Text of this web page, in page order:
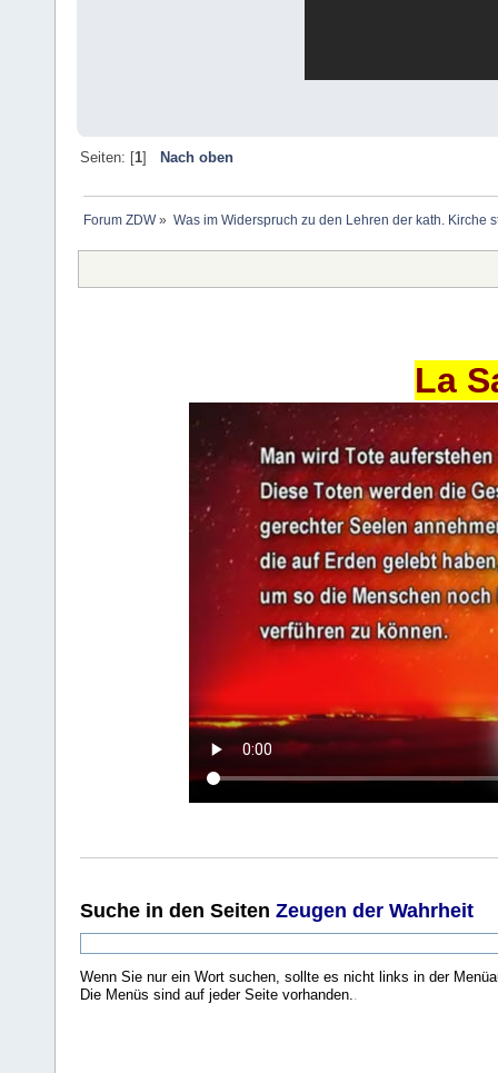
Seiten: [1] Nach oben
Forum ZDW» Was im Widerspruch zu den Lehren der kath. Kirche
La
Suche in den Seiten Zeugen der Wahrheit
Wenn Sie nur ein Wort suchen, sollte es nicht links in der
Die Menüs sind auf jeder Seite vorhanden..